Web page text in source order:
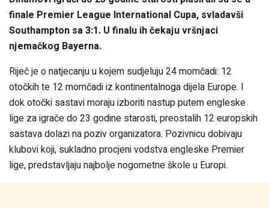
finale Premier League International Cupa, svladavši
Southampton sa 3:1. U finalu ih čekaju vršnjaci
njemačkog Bayerna.
Riječ je o natjecanju u kojem sudjeluju 24 momčadi: 12
otočkih te 12 momčadi iz kontinentalnoga dijela Europe. I
dok otočki sastavi moraju izboriti nastup putem engleske
lige za igrače do 23 godine starosti, preostalih 12 europskih
sastava dolazi na poziv organizatora. Pozivnicu dobivaju
klubovi koji, sukladno procjeni vodstva engleske Premier
lige, predstavljaju najbolje nogometne škole u Europi.